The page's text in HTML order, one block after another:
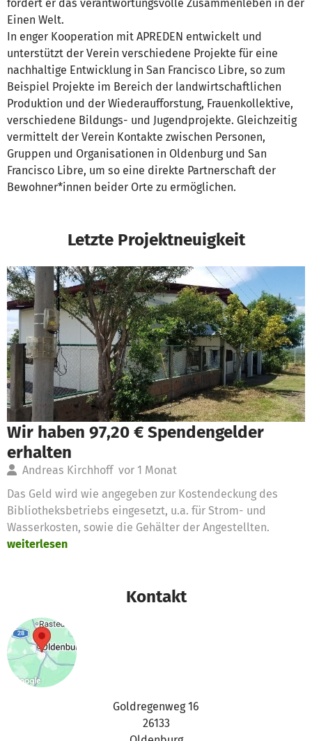
fördert er das verantwortungsvolle Zusammenleben in der
Einen Welt.
In enger Kooperation mit APREDEN entwickelt und
unterstützt der Verein verschiedene Projekte für eine
nachhaltige Entwicklung in San Francisco Libre, so zum
Beispiel Projekte im Bereich der landwirtschaftlichen
Produktion und der Wiederaufforstung, Frauenkollektive,
verschiedene Bildungs- und Jugendprojekte. Gleichzeitig
vermittelt der Verein Kontakte zwischen Personen,
Gruppen und Organisationen in Oldenburg und San
Francisco Libre, um so eine direkte Partnerschaft der
Bewohner*innen beider Orte zu ermöglichen.
Letzte Projektneuigkeit
Wir haben 97,20 € Spendengelder
erhalten
Andreas Kirchhoff vor 1 Monat
Das Geld wird wie angegeben zur Kostendeckung des
Bibliotheksbetriebs eingesetzt, u.a. für Strom- und
Wasserkosten, sowie die Gehälter der Angestellten.
weiterlesen
Kontakt
Goldregenweg 16
26133